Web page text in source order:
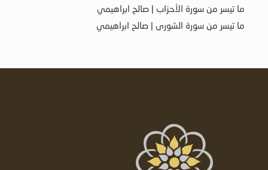
ما تيسر من سورة الأحزاب | صالح ابراهيمي
ما تيسر من سورة الشورى | صالح ابراهيمي